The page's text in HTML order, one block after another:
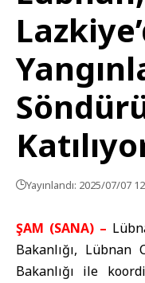
Yayınlandı: 2025/07/07
ŞAM (SANA) –
Bakanlığı, Lübnan
Bakanlığı ile